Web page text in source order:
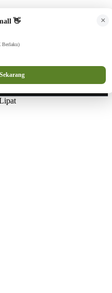
08551688000 (Customer Care)
×
👋
Berlaku)